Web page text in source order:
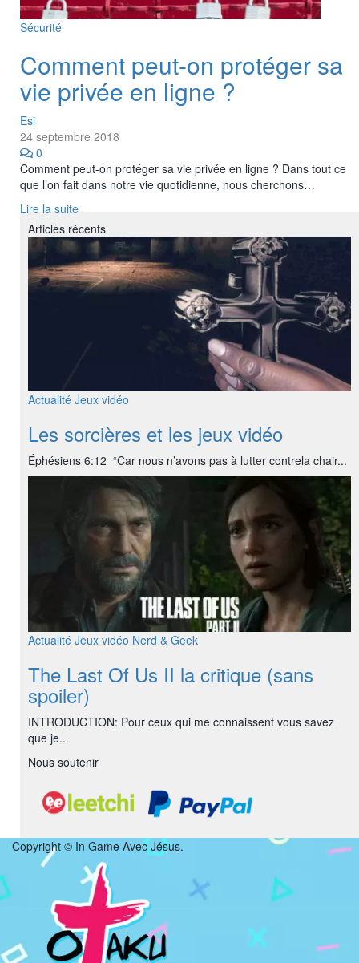
Sécurité
Comment peut-on protéger sa
vie privée en ligne ?
Esi
24 septembre 2018
0
Comment peut-on protéger sa vie privée en ligne ? Dans tout ce
que l’on fait dans notre vie quotidienne, nous cherchons…
Lire la suite
Articles récents
Actualité Jeux vidéo
Les sorcières et les jeux vidéo
Éphésiens 6:12 “Car nous n’avons pas à lutter contrela chair...
Actualité Jeux vidéo Nerd & Geek
The Last Of Us II la critique (sans
spoiler)
INTRODUCTION: Pour ceux qui me connaissent vous savez
que je...
Nous soutenir
Copyright © In Game Avec Jésus.